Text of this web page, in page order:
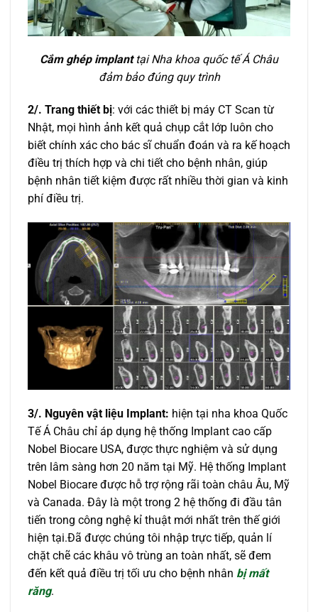
Cắm ghép implant tại Nha khoa quốc tế Á Châu
đảm bảo đúng quy trình
2/. Trang thiết bị: với các thiết bị máy CT Scan từ
Nhật, mọi hình ảnh kết quả chụp cắt lớp luôn cho
biết chính xác cho bác sĩ chuẩn đoán và ra kế hoạch
điều trị thích hợp và chi tiết cho bệnh nhân, giúp
bệnh nhân tiết kiệm được rất nhiều thời gian và kinh
phí điều trị.
3/. Nguyên vật liệu Implant: hiện tại nha khoa Quốc
Tế Á Châu chỉ áp dụng hệ thống Implant cao cấp
Nobel Biocare USA, được thực nghiệm và sử dụng
trên lâm sàng hơn 20 năm tại Mỹ. Hệ thống Implant
Nobel Biocare được hỗ trợ rộng rãi toàn châu Âu, Mỹ
và Canada. Đây là một trong 2 hệ thống đi đầu tân
tiến trong công nghệ kỉ thuật mới nhất trên thế giới
hiện tại.Đã được chúng tôi nhập trực tiếp, quản lí
chặt chẽ các khâu vô trùng an toàn nhất, sẽ đem
đến kết quả điều trị tối ưu cho bệnh nhân bị mất
răng.